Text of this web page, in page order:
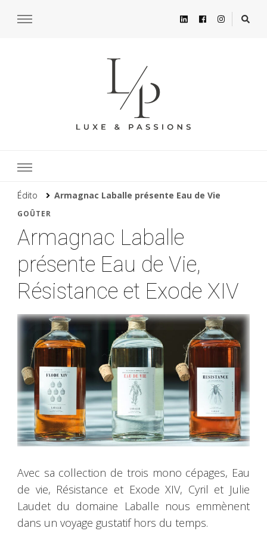
Édito Armagnac Laballe présente Eau de Vie
GOÛTER
Armagnac Laballe
présente Eau de Vie,
Résistance et Exode XIV
Avec sa collection de trois mono cépages, Eau
de vie, Résistance et Exode XIV, Cyril et Julie
Laudet du domaine Laballe nous emmènent
dans un voyage gustatif hors du temps.